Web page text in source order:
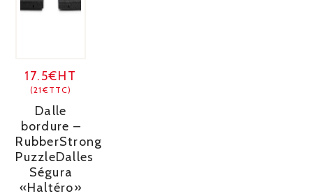
17.5€HT
(21€TTC)
Dalle
bordure –
RubberStrong
PuzzleDalles
Ségura
«Haltéro»